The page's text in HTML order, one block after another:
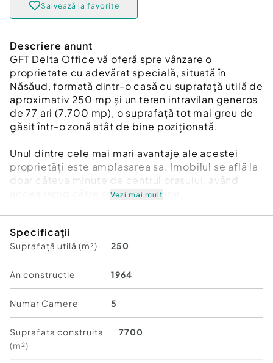
Salvează la favorite
Descriere anunt
GFT Delta Office vă oferă spre vânzare o
proprietate cu adevărat specială, situată în
Năsăud, formată dintr-o casă cu suprafață utilă de
aproximativ 250 mp și un teren intravilan generos
de 77 ari (7.700 mp), o suprafață tot mai greu de
găsit într-o zonă atât de bine poziționată.
Unul dintre cele mai mari avantaje ale acestei
proprietăți este amplasarea sa. Imobilul se află la
doar câteva minute de centrul orașului, având
acces rapid către școli, magazine,
toate facilitățile urbane importante, fără să
renunțați la spațiul și liniștea pe care o oferă o
proprietate de asemenea dimensiuni.
Casa existentă necesită renovare sau poate fi
demolată, oferind noului proprietar libertatea de
a construi o locuință nouă, exact așa cum și-o
dorește. Terenul permite dezvoltarea unui proiect
deosebit, cu suficient spațiu pentru casă,
Vezi mai mult
Specificații
Suprafață utilă (m²) 250
An constructie 1964
Numar Camere 5
Suprafata construita
(m²)
7700